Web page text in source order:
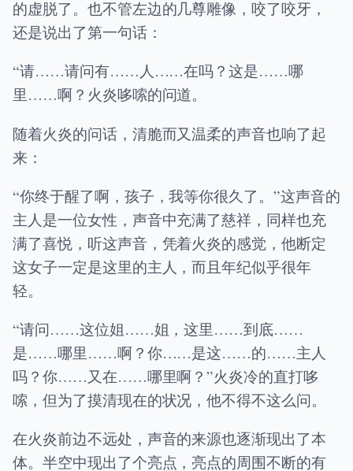
的虚脱了。也不管左边的几尊雕像，咬了咬牙，
还是说出了第一句话：
“请……请问有……人……在吗？这是……哪
里……啊？火炎哆嗦的问道。
随着火炎的问话，清脆而又温柔的声音也响了起
来：
“你终于醒了啊，孩子，我等你很久了。”这声音的
主人是一位女性，声音中充满了慈祥，同样也充
满了喜悦，听这声音，凭着火炎的感觉，他断定
这女子一定是这里的主人，而且年纪似乎很年
轻。
“请问……这位姐……姐，这里……到底……
是……哪里……啊？你……是这……的……主人
吗？你……又在……哪里啊？”火炎冷的直打哆
嗦，但为了摸清现在的状况，他不得不这么问。
在火炎前边不远处，声音的来源也逐渐现出了本
体。半空中现出了个亮点，亮点的周围不断的有